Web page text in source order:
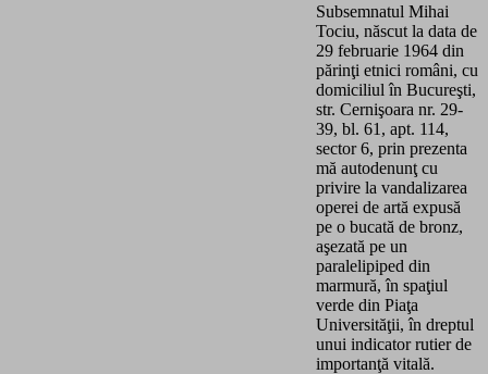
Subsemnatul Mihai
Tociu, născut la data de
29 februarie 1964 din
părinţi etnici români, cu
domiciliul în Bucureşti,
str. Cernişoara nr. 29-
39, bl. 61, apt. 114,
sector 6, prin prezenta
mă autodenunţ cu
privire la vandalizarea
operei de artă expusă
pe o bucată de bronz,
aşezată pe un
paralelipiped din
marmură, în spaţiul
verde din Piaţa
Universităţii, în dreptul
unui indicator rutier de
importanţă vitală.